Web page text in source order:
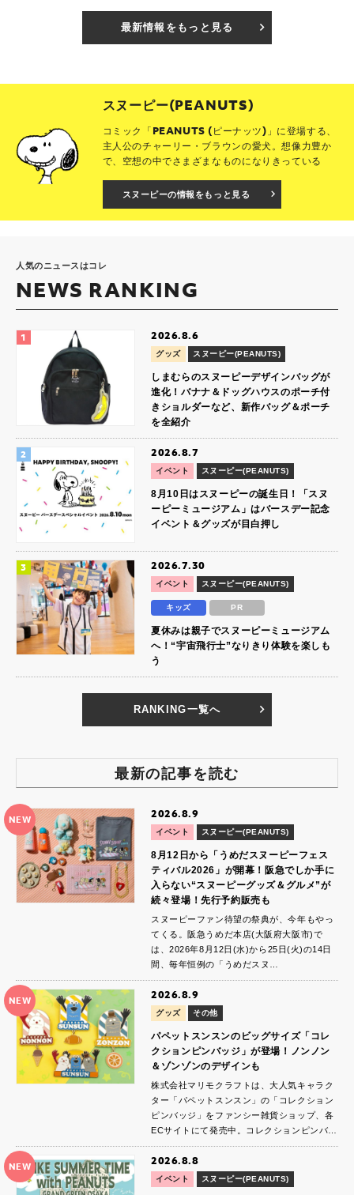
最新情報をもっと見る
スヌーピー(PEANUTS)
コミック「PEANUTS (ピーナッツ)」に登場する、
主人公のチャーリー・ブラウンの愛犬。想像力豊か
で、空想の中でさまざまなものになりきっている
スヌーピーの情報をもっと見る
人気のニュースはコレ
NEWS RANKING
2026.8.6
グッズ スヌーピー(PEANUTS)
しまむらのスヌーピーデザインバッグが
進化！バナナ＆ドッグハウスのポーチ付
きショルダーなど、新作バッグ＆ポーチ
を全紹介
2026.8.7
イベント スヌーピー(PEANUTS)
8月10日はスヌーピーの誕生日！「スヌ
ーピーミュージアム」はバースデー記念
イベント＆グッズが目白押し
2026.7.30
イベント スヌーピー(PEANUTS)
キッズ PR
夏休みは親子でスヌーピーミュージアム
へ！“宇宙飛行士”なりきり体験を楽しも
う
RANKING一覧へ
最新の記事を読む
NEW 2026.8.9
イベント スヌーピー(PEANUTS)
8月12日から「うめだスヌーピーフェス
ティバル2026」が開幕！阪急でしか手に
入らない“スヌーピーグッズ＆グルメ”が
続々登場！先行予約販売も
スヌーピーファン待望の祭典が、今年もやっ
てくる。阪急うめだ本店(大阪府大阪市)で
は、2026年8月12日(水)から25日(火)の14日
間、毎年恒例の「うめだスヌ…
NEW 2026.8.9
グッズ その他
パペットスンスンのビッグサイズ「コレ
クションピンバッジ」が登場！ノンノン
＆ゾンゾンのデザインも
株式会社マリモクラフトは、大人気キャラク
ター「パペットスンスン」の「コレクション
ピンバッジ」をファンシー雑貨ショップ、各
ECサイトにて発売中。コレクションピンバ…
NEW 2026.8.8
イベント スヌーピー(PEANUTS)